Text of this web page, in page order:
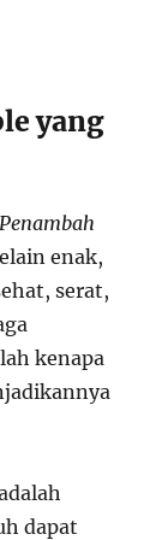
yang
enak,
serat,
kenapa
dapat